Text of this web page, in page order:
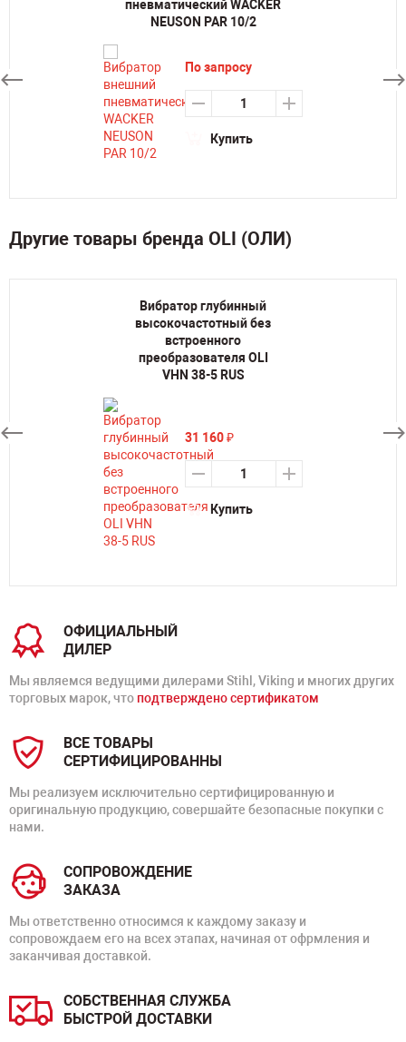
пневматический WACKER
NEUSON PAR 10/2
По запросу
Купить
Другие товары бренда OLI (ОЛИ)
Вибратор глубинный
высокочастотный без
встроенного
преобразователя OLI
VHN 38-5 RUS
31 160₽
Купить
ОФИЦИАЛЬНЫЙ
ДИЛЕР
Мы являемся ведущими дилерами Stihl, Viking и многих других
торговых марок, что подтверждено сертификатом
ВСЕ ТОВАРЫ
СЕРТИФИЦИРОВАННЫ
Мы реализуем исключительно сертифицированную и
оригинальную продукцию, совершайте безопасные покупки с
нами.
СОПРОВОЖДЕНИЕ
ЗАКАЗА
Мы ответственно относимся к каждому заказу и
сопровождаем его на всех этапах, начиная от офрмления и
заканчивая доставкой.
СОБСТВЕННАЯ СЛУЖБА
БЫСТРОЙ ДОСТАВКИ